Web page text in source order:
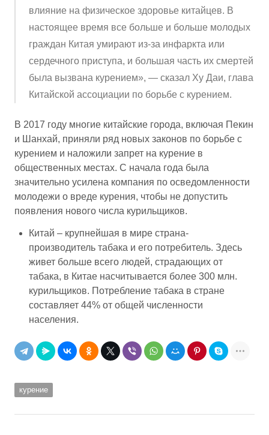
влияние на физическое здоровье китайцев. В
настоящее время все больше и больше молодых
граждан Китая умирают из-за инфаркта или
сердечного приступа, и большая часть их смертей
была вызвана курением», — сказал Ху Даи, глава
Китайской ассоциации по борьбе с курением.
В 2017 году многие китайские города, включая Пекин
и Шанхай, приняли ряд новых законов по борьбе с
курением и наложили запрет на курение в
общественных местах. С начала года была
значительно усилена компания по осведомленности
молодежи о вреде курения, чтобы не допустить
появления нового числа курильщиков.
Китай – крупнейшая в мире страна-
производитель табака и его потребитель. Здесь
живет больше всего людей, страдающих от
табака, в Китае насчитывается более 300 млн.
курильщиков. Потребление табака в стране
составляет 44% от общей численности
населения.
курение